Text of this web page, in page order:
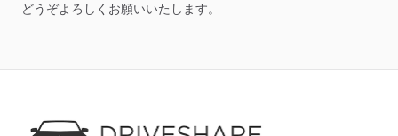
どうぞよろしくお願いいたします。